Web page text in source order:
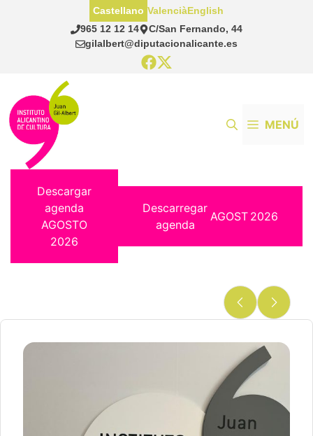
965 12 12 14
C/San Fernando, 44
gilalbert@diputacionalicante.es
Castellano ValenciàEnglish
MENÚ
Descargar
agenda
AGOSTO
2026
Descarregar
agenda
AGOST 2026